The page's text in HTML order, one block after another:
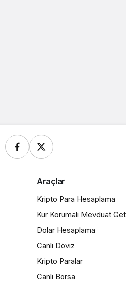
Araçlar
Kripto Para Hesaplama
Kur Korumalı Mevduat
Dolar Hesaplama
Canlı Döviz
Kripto Paralar
Canlı Borsa